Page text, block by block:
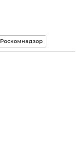
Роскомнадзор